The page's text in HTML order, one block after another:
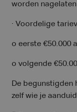
worden nagelaten
· Voordelige
o eerste €50.000
o volgende
De begunstigden
zelf wie je